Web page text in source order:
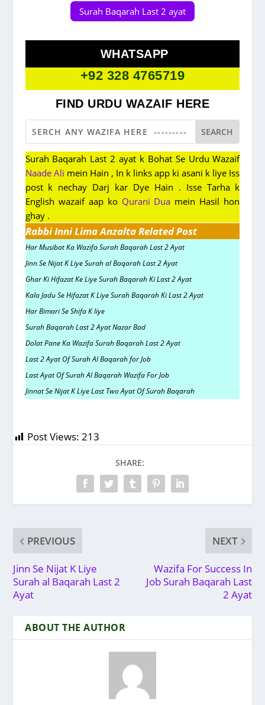
Surah Baqarah Last 2 ayat
WHATSAPP
+92 328 4765719
FIND URDU WAZAIF HERE
Surah Baqarah Last 2 ayat k Bohat Se Urdu Wazaif
Naade Ali mein Hain , In k links app ki asani k liye Iss
post k nechay Darj kar Dye Hain . Isse Tarha k
English wazaif aap ko Qurani Dua mein Hasil hon
ghay .
Rabbi Inni Lima Anzalta Related Post
Har Musibat Ka Wazifa Surah Baqarah Last 2 Ayat
Jinn Se Nijat K Liye Surah al Baqarah Last 2 Ayat
Ghar Ki Hifazat Ke Liye Surah Baqarah Ki Last 2 Ayat
Kala Jadu Se Hifazat K Liye Surah Baqarah Ki Last 2 Ayat
Har Bimari Se Shifa K liye
Surah Baqarah Last 2 Ayat Nazar Bad
Dolat Pane Ka Wazifa Surah Baqarah Last 2 Ayat
Last 2 Ayat Of Surah Al Baqarah for Job
Last Ayat Of Surah Al Baqarah Wazifa For Job
Jinnat Se Nijat K Liye Last Two Ayat Of Surah Baqarah
Post Views: 213
SHARE:
PREVIOUS
Jinn Se Nijat K Liye
Surah al Baqarah Last 2
Ayat
NEXT
Wazifa For Success In
Job Surah Baqarah Last
2 Ayat
ABOUT THE AUTHOR